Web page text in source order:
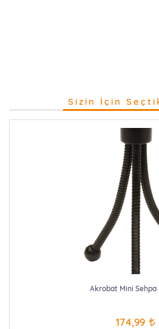
Sizin İçin
Akrobat Mini Sehpa
174,99